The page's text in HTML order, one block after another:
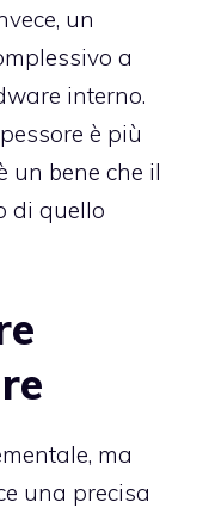
un
a
interno.
è più
un bene che il
di quello
ma
una precisa